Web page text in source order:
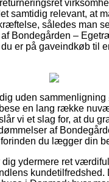
samtidig relevant, at
således man
Bondegården –
er på gaveindkøb til
uden
en lang række
vi et slag for, at du
af
du lægger din
dig ydermere ret
kundetilfredshed.